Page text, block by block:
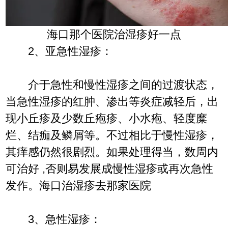
海口那个医院治湿疹好一点
2、亚急性湿疹：
介于急性和慢性湿疹之间的过渡状态，
当急性湿疹的红肿、渗出等炎症减轻后，出
现小丘疹及少数丘疱疹、小水疱、轻度糜
烂、结痂及鳞屑等。不过相比于慢性湿疹，
其痒感仍然很剧烈。如果处理得当，数周内
可治好 ,否则易发展成慢性湿疹或再次急性
发作。海口治湿疹去那家医院
3、急性湿疹：